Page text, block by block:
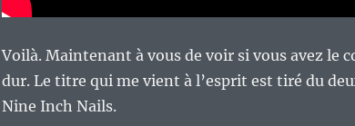
Voilà. Maintenant à vous de voir si vous avez le
dur. Le titre qui me vient à l’esprit est tiré du
Nine Inch Nails.